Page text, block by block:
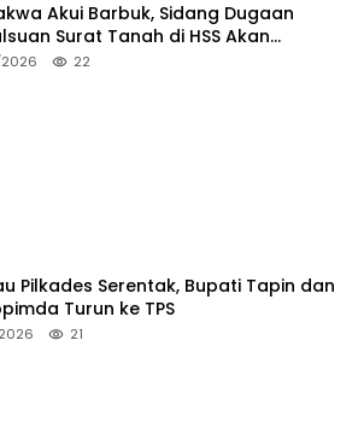
Akui Barbuk, Sidang Dugaan
Surat Tanah di HSS Akan
Tuntutan JPU
22
Pilkades Serentak, Bupati Tapin dan
Turun ke TPS
21